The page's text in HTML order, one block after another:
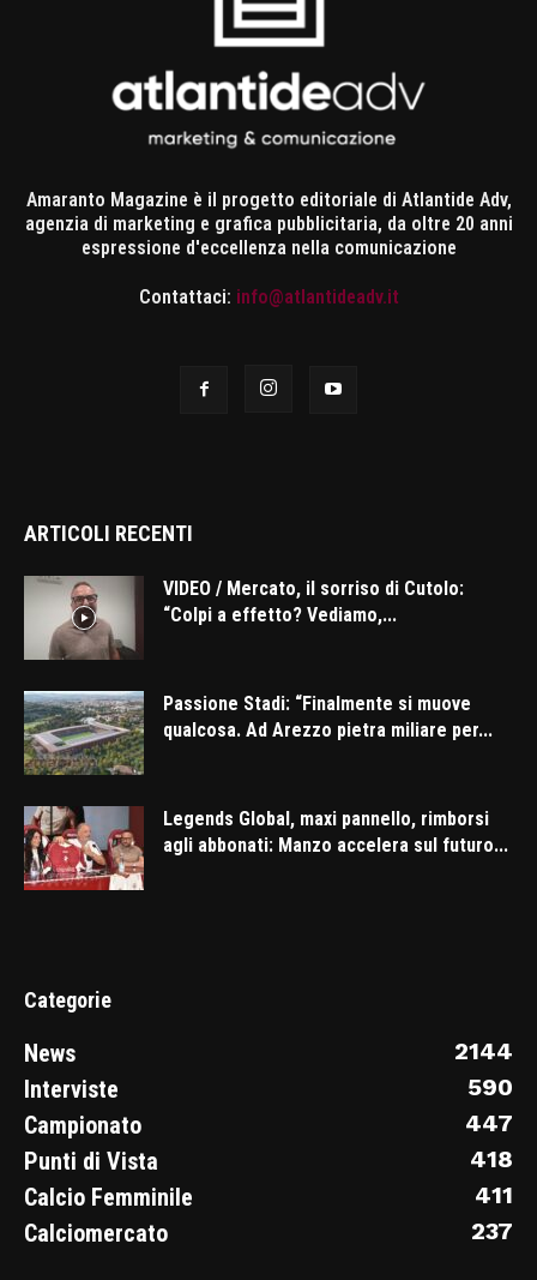
Amaranto Magazine è il progetto editoriale di Atlantide Adv,
agenzia di marketing e grafica pubblicitaria, da oltre 20 anni
espressione d'eccellenza nella comunicazione
Contattaci: info@atlantideadv.it
ARTICOLI RECENTI
VIDEO / Mercato, il sorriso di Cutolo:
“Colpi a effetto? Vediamo,...
Passione Stadi: “Finalmente si muove
qualcosa. Ad Arezzo pietra miliare per...
Legends Global, maxi pannello, rimborsi
agli abbonati: Manzo accelera sul futuro...
Categorie
News
2144
Interviste
590
Campionato
447
Punti di Vista
418
Calcio Femminile
411
Calciomercato
237